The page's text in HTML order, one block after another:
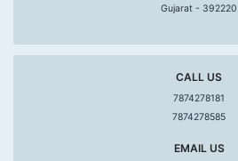
Gujarat - 392220
CALL US
7874278181
7874278585
EMAIL US